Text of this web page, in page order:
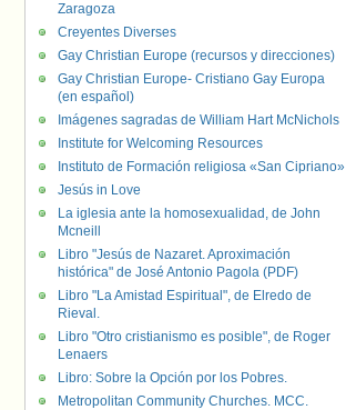
Zaragoza
Creyentes Diverses
Gay Christian Europe (recursos y direcciones)
Gay Christian Europe- Cristiano Gay Europa
(en español)
Imágenes sagradas de William Hart McNichols
Institute for Welcoming Resources
Instituto de Formación religiosa «San Cipriano»
Jesús in Love
La iglesia ante la homosexualidad, de John
Mcneill
Libro "Jesús de Nazaret. Aproximación
histórica" de José Antonio Pagola (PDF)
Libro "La Amistad Espiritual", de Elredo de
Rieval.
Libro "Otro cristianismo es posible", de Roger
Lenaers
Libro: Sobre la Opción por los Pobres.
Metropolitan Community Churches. MCC.